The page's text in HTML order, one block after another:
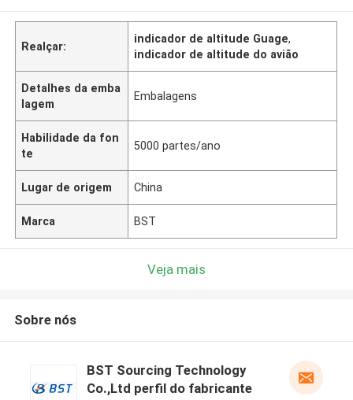
Realçar:
indicador de altitude Guage,
indicador de altitude do avião
Detalhes da emba
lagem
Embalagens
Habilidade da fon
te
5000 partes/ano
Lugar de origem China
Marca BST
Veja mais
Sobre nós
BST Sourcing Technology
Co.,Ltd perfil do fabricante